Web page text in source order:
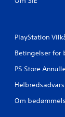
PlayStation
Betingelser for
PS Store
Om